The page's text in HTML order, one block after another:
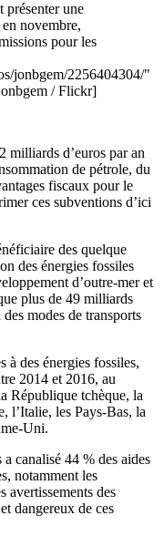
présenter une
novembre,
pour les
jonbgem/2256404304/"
/ Flickr]
milliards d’euros par an
de pétrole, du
fiscaux pour le
ces subventions d’ici
des quelque
des énergies fossiles
d’outre-mer et
plus de 49 milliards
modes de transports
à des énergies fossiles,
2014 et 2016, au
République tchèque, la
l’Italie, les Pays-Bas, la
Uni.
a canalisé 44 % des aides
notamment les
avertissements des
dangereux de ces